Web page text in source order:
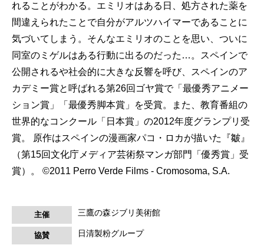
れることがわかる。エミリオはある日、処方された薬を
間違えられたことで自分がアルツハイマーであることに
気づいてしまう。そんなエミリオのことを思い、ついに
同室のミゲルはある行動に出るのだった…。スペインで
公開されるや社会的に大きな反響を呼び、スペインのア
カデミー賞と呼ばれる第26回ゴヤ賞で「最優秀アニメー
ション賞」「最優秀脚本賞」を受賞。また、教育番組の
世界的なコンクール「日本賞」の2012年度グランプリ受
賞。 原作はスペインの漫画家パコ・ロカが描いた『皺』
（第15回文化庁メディア芸術祭マンガ部門「優秀賞」受
賞）。 ©2011 Perro Verde Films - Cromosoma, S.A.
主催 三鷹の森ジブリ美術館
協賛 日清製粉グループ